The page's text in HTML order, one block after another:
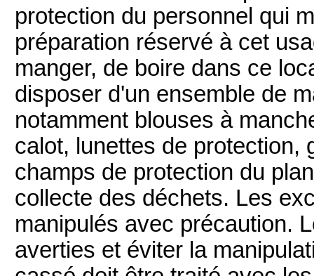
protection du personnel qui
préparation réservé à cet
manger, de boire dans ce
disposer d'un ensemble de
notamment blouses à
calot, lunettes de protection,
champs de protection du
collecte des déchets. Les
manipulés avec précaution.
averties et éviter la